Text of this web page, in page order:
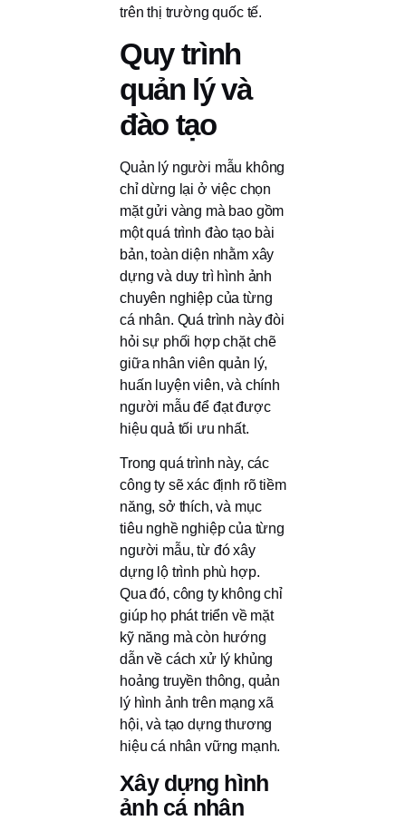
trên thị trường quốc tế.
Quy trình
quản lý và
đào tạo
Quản lý người mẫu không
chỉ dừng lại ở việc chọn
mặt gửi vàng mà bao gồm
một quá trình đào tạo bài
bản, toàn diện nhằm xây
dựng và duy trì hình ảnh
chuyên nghiệp của từng
cá nhân. Quá trình này đòi
hỏi sự phối hợp chặt chẽ
giữa nhân viên quản lý,
huấn luyện viên, và chính
người mẫu để đạt được
hiệu quả tối ưu nhất.
Trong quá trình này, các
công ty sẽ xác định rõ tiềm
năng, sở thích, và mục
tiêu nghề nghiệp của từng
người mẫu, từ đó xây
dựng lộ trình phù hợp.
Qua đó, công ty không chỉ
giúp họ phát triển về mặt
kỹ năng mà còn hướng
dẫn về cách xử lý khủng
hoảng truyền thông, quản
lý hình ảnh trên mạng xã
hội, và tạo dựng thương
hiệu cá nhân vững mạnh.
Xây dựng hình
ảnh cá nhân